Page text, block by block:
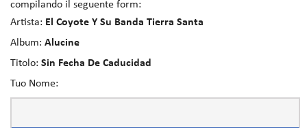
compilando il seguente form:
Artista: El Coyote Y Su Banda Tierra Santa
Album: Alucine
Titolo: Sin Fecha De Caducidad
Tuo Nome: